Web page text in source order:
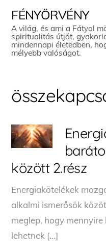
content
FÉNYÖRVÉNY
A világ, és ami a Fátyol
spiritualitás útját,
mindennapi életedben,
mélyebb valóságot.
között 2.rész
Energiakötelékek
alkalmi ismerősök
meglep, hogy
lehetnek […]